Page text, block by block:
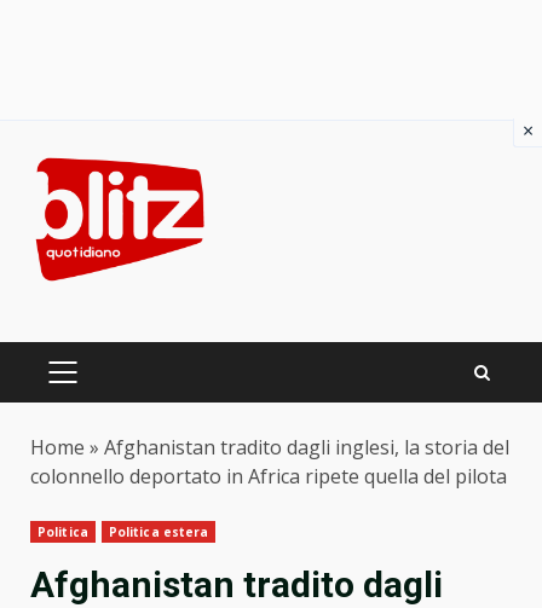
content
PRIMARY
Home » Afghanistan tradito dagli inglesi, la storia del
colonnello deportato in Africa ripete quella del pilota
Politica Politica estera
Afghanistan tradito dagli
×